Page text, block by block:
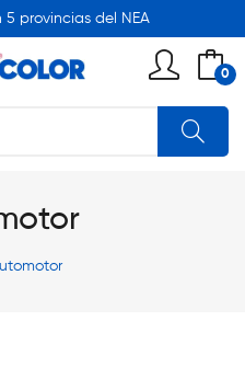
5 provincias del NEA
0